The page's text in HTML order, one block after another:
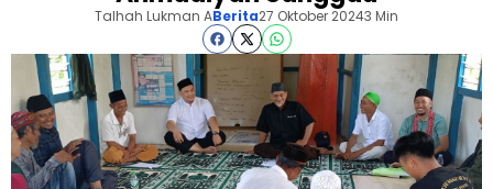
Talhah Lukman ABerita27 Oktober 20243 Min